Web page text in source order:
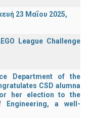
23 Μαΐου 2025,
League Challenge
Department of the
CSD alumna
her election to the
Engineering, a well-